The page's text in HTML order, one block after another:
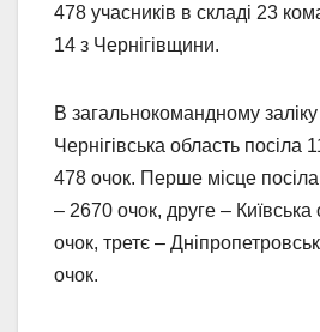
478 учасників в складі 23
14 з Чернігівщини.
В загальнокомандному
Чернігівська область посіла
478 очок. Перше місце
– 2670 очок, друге –
очок, третє –
очок.